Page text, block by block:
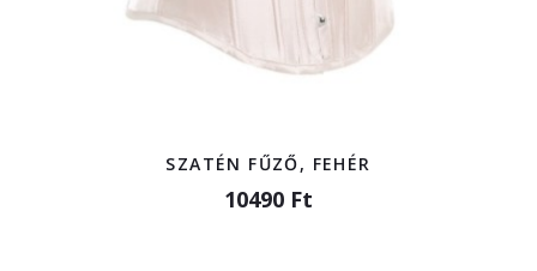
SZATÉN FŰZŐ, FEHÉR
10490 Ft